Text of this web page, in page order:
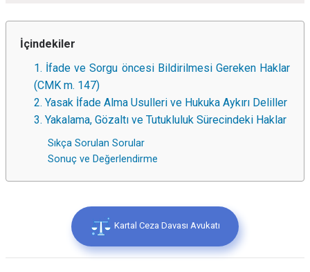
İçindekiler
1. İfade ve Sorgu öncesi Bildirilmesi Gereken Haklar
(CMK m. 147)
2. Yasak İfade Alma Usulleri ve Hukuka Aykırı Deliller
3. Yakalama, Gözaltı ve Tutukluluk Sürecindeki Haklar
Sıkça Sorulan Sorular
Sonuç ve Değerlendirme
Kartal Ceza Davası Avukatı